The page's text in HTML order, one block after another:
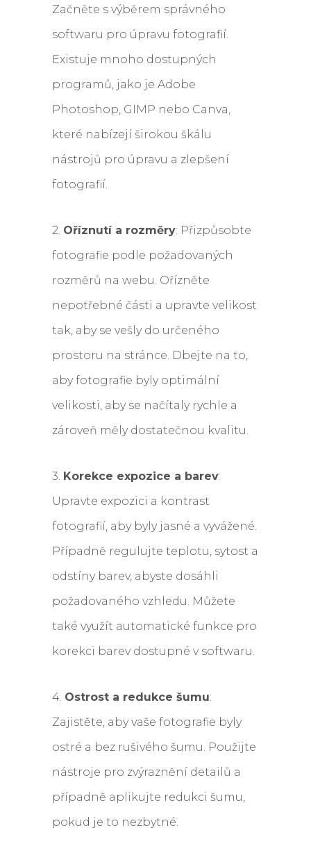
Začněte s výběrem správného
softwaru pro úpravu fotografií.
Existuje mnoho dostupných
programů, jako je Adobe
Photoshop, GIMP nebo Canva,
které nabízejí širokou škálu
nástrojů pro úpravu a zlepšení
fotografií.
2. Oříznutí a rozměry: Přizpůsobte
fotografie podle požadovaných
rozměrů na webu. Ořízněte
nepotřebné části a upravte velikost
tak, aby se vešly do určeného
prostoru na stránce. Dbejte na to,
aby fotografie byly optimální
velikosti, aby se načítaly rychle a
zároveň měly dostatečnou kvalitu.
3. Korekce expozice a barev:
Upravte expozici a kontrast
fotografií, aby byly jasné a vyvážené.
Případně regulujte teplotu, sytost a
odstíny barev, abyste dosáhli
požadovaného vzhledu. Můžete
také využít automatické funkce pro
korekci barev dostupné v softwaru.
4. Ostrost a redukce šumu:
Zajistěte, aby vaše fotografie byly
ostré a bez rušivého šumu. Použijte
nástroje pro zvýraznění detailů a
případně aplikujte redukci šumu,
pokud je to nezbytné.